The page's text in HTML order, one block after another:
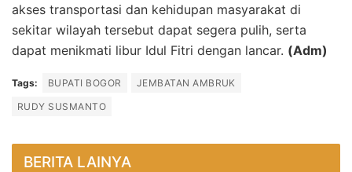
akses transportasi dan kehidupan masyarakat di
sekitar wilayah tersebut dapat segera pulih, serta
dapat menikmati libur Idul Fitri dengan lancar. (Adm)
Tags: BUPATI BOGOR
JEMBATAN AMBRUK
RUDY SUSMANTO
BERITA LAINYA